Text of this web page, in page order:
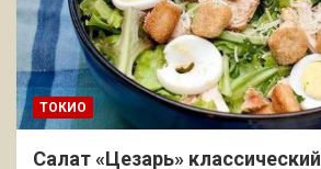
ТОКИО
Салат «Цезарь» классический